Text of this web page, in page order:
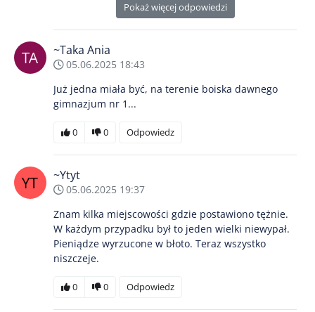
Pokaż więcej odpowiedzi
~Taka Ania
05.06.2025 18:43
Już jedna miała być, na terenie boiska dawnego
gimnazjum nr 1...
0 0 Odpowiedz
~Ytyt
05.06.2025 19:37
Znam kilka miejscowości gdzie postawiono tężnie.
W każdym przypadku był to jeden wielki niewypał.
Pieniądze wyrzucone w błoto. Teraz wszystko
niszczeje.
0 0 Odpowiedz